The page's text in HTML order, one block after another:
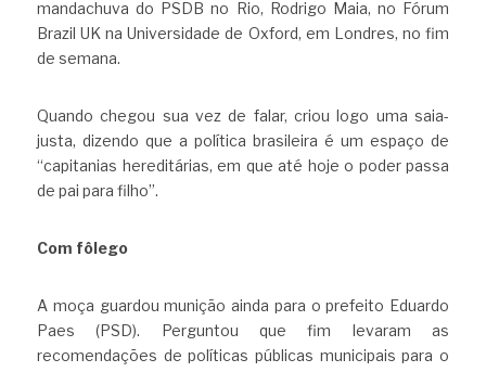
mandachuva do PSDB no Rio, Rodrigo Maia, no Fórum
Brazil UK na Universidade de Oxford, em Londres, no fim
de semana.
Quando chegou sua vez de falar, criou logo uma saia-
justa, dizendo que a política brasileira é um espaço de
“capitanias hereditárias, em que até hoje o poder passa
de pai para filho”.
Com fôlego
A moça guardou munição ainda para o prefeito Eduardo
Paes (PSD). Perguntou que fim levaram as
recomendações de políticas públicas municipais para o